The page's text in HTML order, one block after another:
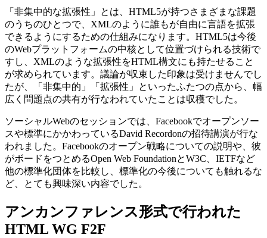
「非集中的な拡張性」とは、HTML5が持つさまざまな課題
のうちのひとつで、XMLのように誰もが自由に言語を拡張
できるようにするための仕組みになります。HTML5は今後
のWebプラットフォームの中核として位置づけられる技術で
すし、XMLのような拡張性をHTML構文にも持たせること
が求められています。議論が収束した印象は受けませんでし
たが、「非集中的」「拡張性」といったふたつの点から、幅
広く問題点の共有が行なわれていたことは収穫でした。
ソーシャルWebのセッションでは、Facebookでオープンソー
スや標準にかかわっているDavid Recordonの招待講演が行な
われました。Facebookのオープン戦略についての説明や、彼
がボードをつとめるOpen Web FoundationとW3C、IETFなど
他の標準化団体を比較し、標準化の今後についても触れるな
ど、とても興味深い内容でした。
アンカンファレンス形式で行われた
HTML WG F2F